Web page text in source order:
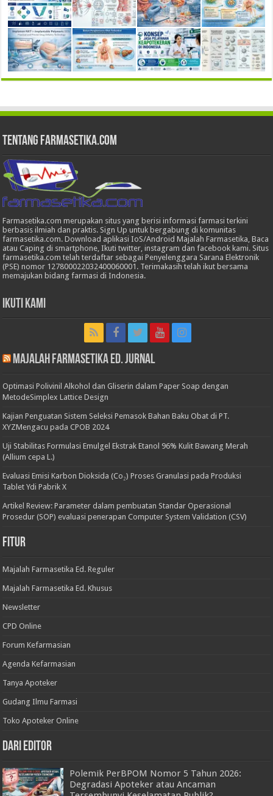
Tentang Farmasetika.com
Farmasetika.com merupakan situs yang berisi informasi farmasi terkini
berbasis ilmiah dan praktis. Sign Up untuk bergabung di komunitas
farmasetika.com. Download aplikasi IoS/Android Majalah Farmasetika, Baca
atau Caping di smartphone, Ikuti twitter, instagram dan facebook kami. Situs
farmasetika.com telah terdaftar sebagai Penyelenggara Sarana Elektronik
(PSE) nomor 127800022032400060001. Terimakasih telah ikut bersama
memajukan bidang farmasi di Indonesia.
Ikuti Kami
Majalah Farmasetika Ed. Jurnal
Optimasi Polivinil Alkohol dan Gliserin dalam Paper Soap dengan
MetodeSimplex Lattice Design
Kajian Penguatan Sistem Seleksi Pemasok Bahan Baku Obat di PT.
XYZMengacu pada CPOB 2024
Uji Stabilitas Formulasi Emulgel Ekstrak Etanol 96% Kulit Bawang Merah
(Allium cepa L.)
Evaluasi Emisi Karbon Dioksida (Co₂) Proses Granulasi pada Produksi
Tablet Ydi Pabrik X
Artikel Review: Parameter dalam pembuatan Standar Operasional
Prosedur (SOP) evaluasi penerapan Computer System Validation (CSV)
Fitur
Majalah Farmasetika Ed. Reguler
Majalah Farmasetika Ed. Khusus
Newsletter
CPD Online
Forum Kefarmasian
Agenda Kefarmasian
Tanya Apoteker
Gudang Ilmu Farmasi
Toko Apoteker Online
Dari Editor
Polemik PerBPOM Nomor 5 Tahun 2026:
Degradasi Apoteker atau Ancaman